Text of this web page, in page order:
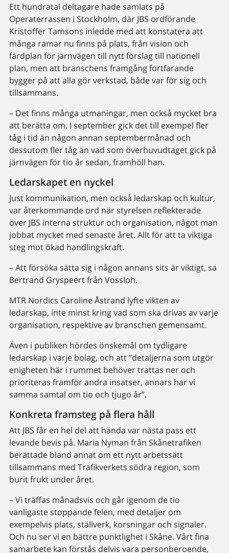
Ett hundratal deltagare hade samlats på
Operaterrassen i Stockholm, där JBS ordförande
Kristoffer Tamsons inledde med att konstatera att
många ramar nu finns på plats, från vision och
färdplan för järnvägen till nytt förslag till nationell
plan, men att branschens framgång fortfarande
bygger på att alla gör verkstad, både var för sig och
tillsammans.
– Det finns många utmaningar, men också mycket bra
att berätta om. I september gick det till exempel fler
tåg i tid än någon annan septembermånad och
dessutom fler tåg än vad som överhuvudtaget gick på
järnvägen för tio år sedan, framhöll han.
Ledarskapet en nyckel
Just kommunikation, men också ledarskap och kultur,
var återkommande ord när styrelsen reflekterade
över JBS interna struktur och organisation, något man
jobbat mycket med senaste året. Allt för att ta viktiga
steg mot ökad handlingskraft.
– Att försöka sätta sig i någon annans sits är viktigt, sa
Bertrand Gryspeert från Vossloh.
MTR Nordics Caroline Åstrand lyfte vikten av
ledarskap, inte minst kring vad som ska drivas av varje
organisation, respektive av branschen gemensamt.
Även i publiken hördes önskemål om tydligare
ledarskap i varje bolag, och att ”detaljerna som utgör
enigheten här i rummet behöver trattas ner och
prioriteras framför andra insatser, annars har vi
samma samtal om tio och tjugo år”.
Konkreta framsteg på flera håll
Att JBS får en hel del att hända var nästa pass ett
levande bevis på. Maria Nyman från Skånetrafiken
berättade bland annat om ett nytt arbetssätt
tillsammans med Trafikverkets södra region, som
burit frukt under året.
– Vi träffas månadsvis och går igenom de tio
vanligaste stoppande felen, med detaljer om
exempelvis plats, ställverk, korsningar och signaler.
Och nu ser vi en bättre punktlighet i Skåne. Vårt fina
samarbete kan förstås delvis vara personberoende,